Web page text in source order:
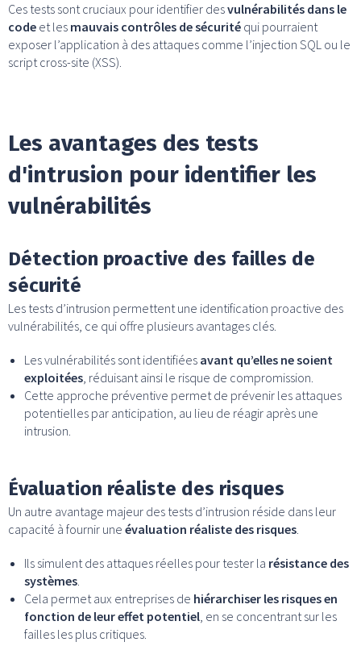
Ces tests sont cruciaux pour identifier desvulnérabilités dans le
code et les mauvais contrôles de sécurité qui pourraient
exposer l’application à des attaques comme l’injection SQL ou le
script cross-site (XSS).
Les avantages des tests
d'intrusion pour identifier les
vulnérabilités
Détection proactive des failles de
sécurité
Les tests d’intrusion permettent une identification proactive des
vulnérabilités, ce qui offre plusieurs avantages clés.
Les vulnérabilités sont identifiées avant qu’elles ne soient
exploitées, réduisant ainsi le risque de compromission.
Cette approche préventive permet de prévenir les attaques
potentielles par anticipation, au lieu de réagir après une
intrusion.
Évaluation réaliste des risques
Un autre avantage majeur des tests d’intrusion réside dans leur
capacité à fournir une évaluation réaliste des risques.
Ils simulent des attaques réelles pour tester la résistance des
systèmes.
Cela permet aux entreprises de hiérarchiser les risques en
fonction de leur effet potentiel, en se concentrant sur les
failles les plus critiques.